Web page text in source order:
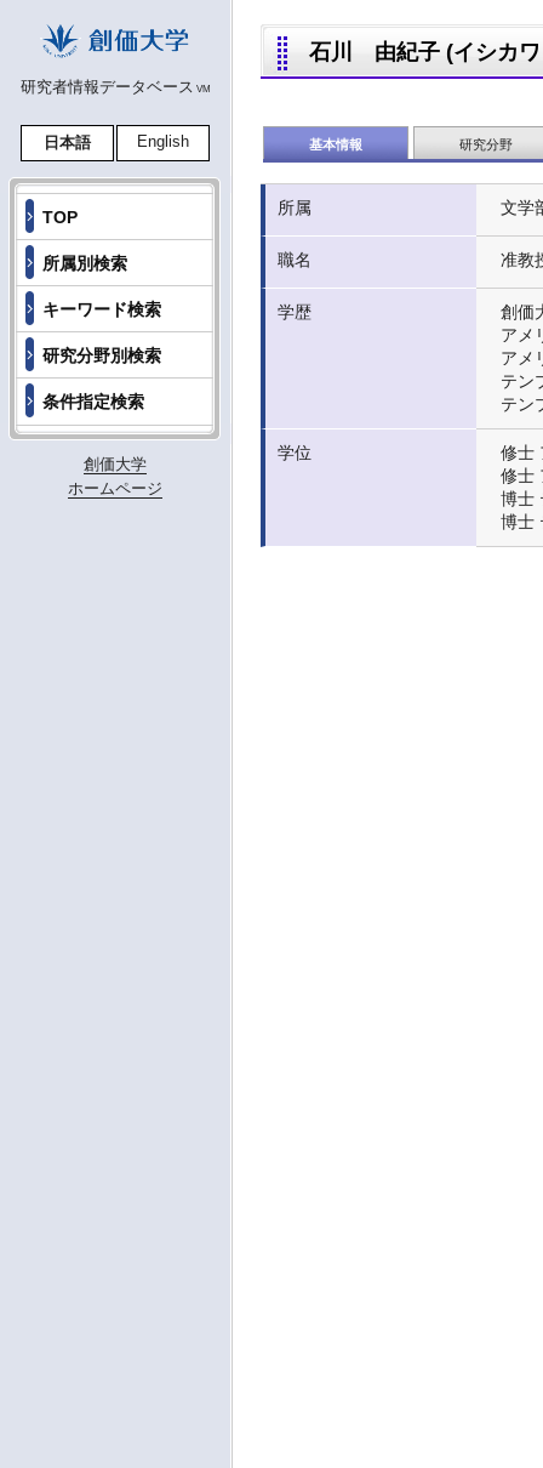
研究者情報データベース VM
日本語 English
TOP
所属別検索
キーワード検索
研究分野別検索
条件指定検索
創価大学
ホームページ
石川 由紀子 (イシカ
基本情報 研究分野
所属 文学
職名 准教
学歴
創価
アメ
アメ
テン
テン
学位
修士
修士
博士
博士